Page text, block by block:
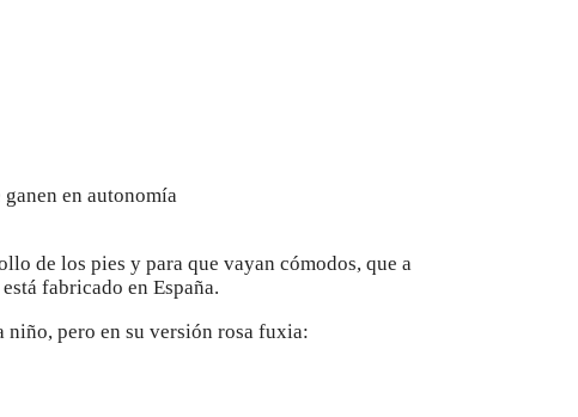
en autonomía
de los pies y para que vayan cómodos, que a
fabricado en España.
niño, pero en su versión rosa fuxia: